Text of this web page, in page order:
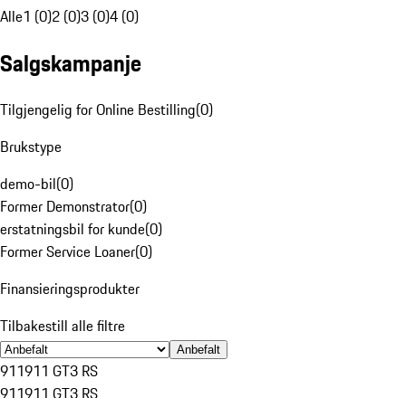
Alle1 (0)2 (0)3 (0)4 (0)
Salgskampanje
Tilgjengelig for Online Bestilling(0)
Brukstype
demo-bil(0)
Former Demonstrator(0)
erstatningsbil for kunde(0)
Former Service Loaner(0)
Finansieringsprodukter
Tilbakestill alle filtre
Anbefalt
911911 GT3 RS
911911 GT3 RS